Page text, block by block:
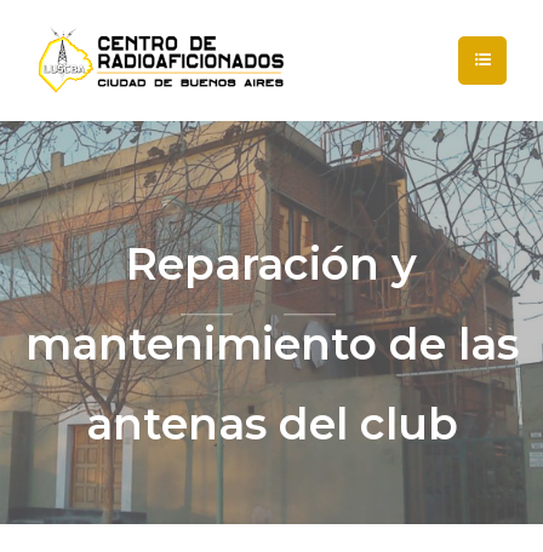
Reparación y
mantenimiento de las
antenas del club